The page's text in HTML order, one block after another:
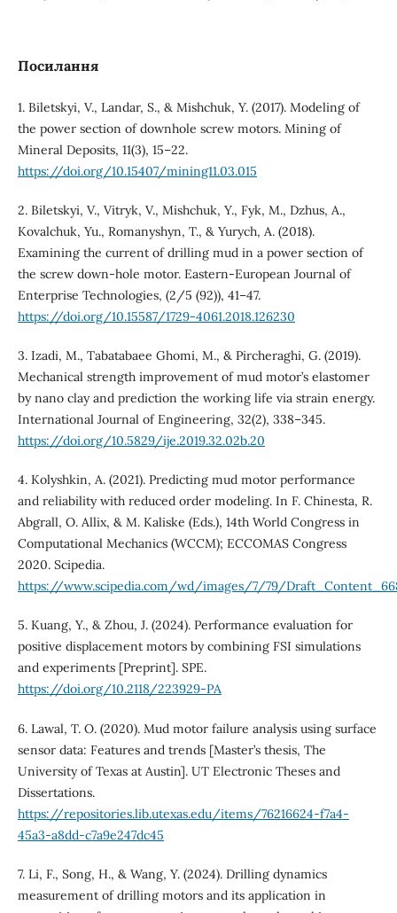
Посилання
1. Biletskyi, V., Landar, S., & Mishchuk, Y. (2017). Modeling of
the power section of downhole screw motors. Mining of
Mineral Deposits, 11(3), 15–22.
https://doi.org/10.15407/mining11.03.015
2. Biletskyi, V., Vitryk, V., Mishchuk, Y., Fyk, M., Dzhus, A.,
Kovalchuk, Yu., Romanyshyn, T., & Yurych, A. (2018).
Examining the current of drilling mud in a power section of
the screw down-hole motor. Eastern-European Journal of
Enterprise Technologies, (2/5 (92)), 41–47.
https://doi.org/10.15587/1729-4061.2018.126230
3. Izadi, M., Tabatabaee Ghomi, M., & Pircheraghi, G. (2019).
Mechanical strength improvement of mud motor’s elastomer
by nano clay and prediction the working life via strain energy.
International Journal of Engineering, 32(2), 338–345.
https://doi.org/10.5829/ije.2019.32.02b.20
4. Kolyshkin, A. (2021). Predicting mud motor performance
and reliability with reduced order modeling. In F. Chinesta, R.
Abgrall, O. Allix, & M. Kaliske (Eds.), 14th World Congress in
Computational Mechanics (WCCM); ECCOMAS Congress
2020. Scipedia.
https://www.scipedia.com/wd/images/7/79/
5. Kuang, Y., & Zhou, J. (2024). Performance evaluation for
positive displacement motors by combining FSI simulations
and experiments [Preprint]. SPE.
https://doi.org/10.2118/223929-PA
6. Lawal, T. O. (2020). Mud motor failure analysis using surface
sensor data: Features and trends [Master’s thesis, The
University of Texas at Austin]. UT Electronic Theses and
Dissertations.
https://repositories.lib.utexas.edu/items/76216624-f7a4-
45a3-a8dd-c7a9e247dc45
7. Li, F., Song, H., & Wang, Y. (2024). Drilling dynamics
measurement of drilling motors and its application in